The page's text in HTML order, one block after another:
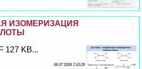
ИЗОМЕРИЗАЦИЯ
127 KB...
06 07 2026 7:10:29